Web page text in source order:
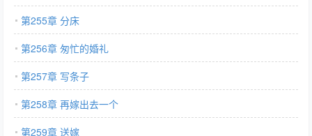
第255章 分床
第256章 匆忙的婚礼
第257章 写条子
第258章 再嫁出去一个
第259章 送嫁